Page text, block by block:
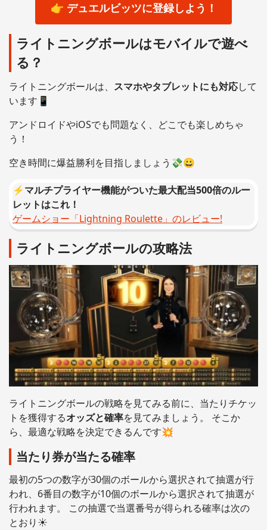
👉 デュエルビッツに登録しよう！
ライトニングボールはモバイルで遊べ
る？
ライトニングボールは、 スマホやタブレットにも対応して
います📱
アンドロイドやiOSでも問題なく、どこでも楽しめちゃ
う！
空き時間に爆益勝利を目指しましょう💸😀
⚡マルチプライヤー機能がついた最大配当500倍のルー
レットはこれ！
ゲームショー「Lightning Roulette」のレビュー!
ライトニングボールの攻略法
ライトニングボールの戦略を見てみる前に、当たりチケッ
トを獲得するオッズと確率を見てみましょう。 そこか
ら、最適な戦略を決定できるんです💥
当たり券が当たる確率
最初の5つの数字が30個のボールから選択されて抽選が行
われ、6番目の数字が10個のボールから選択されて抽選が
行われます。 この抽選で当選番号が得られる確率は次の
とおり☀️